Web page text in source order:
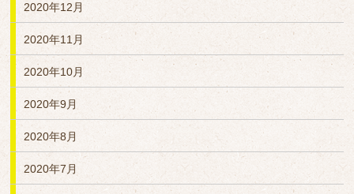
2020年12月
2020年11月
2020年10月
2020年9月
2020年8月
2020年7月